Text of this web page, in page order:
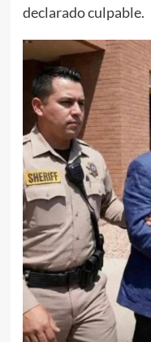
declarado culpable.